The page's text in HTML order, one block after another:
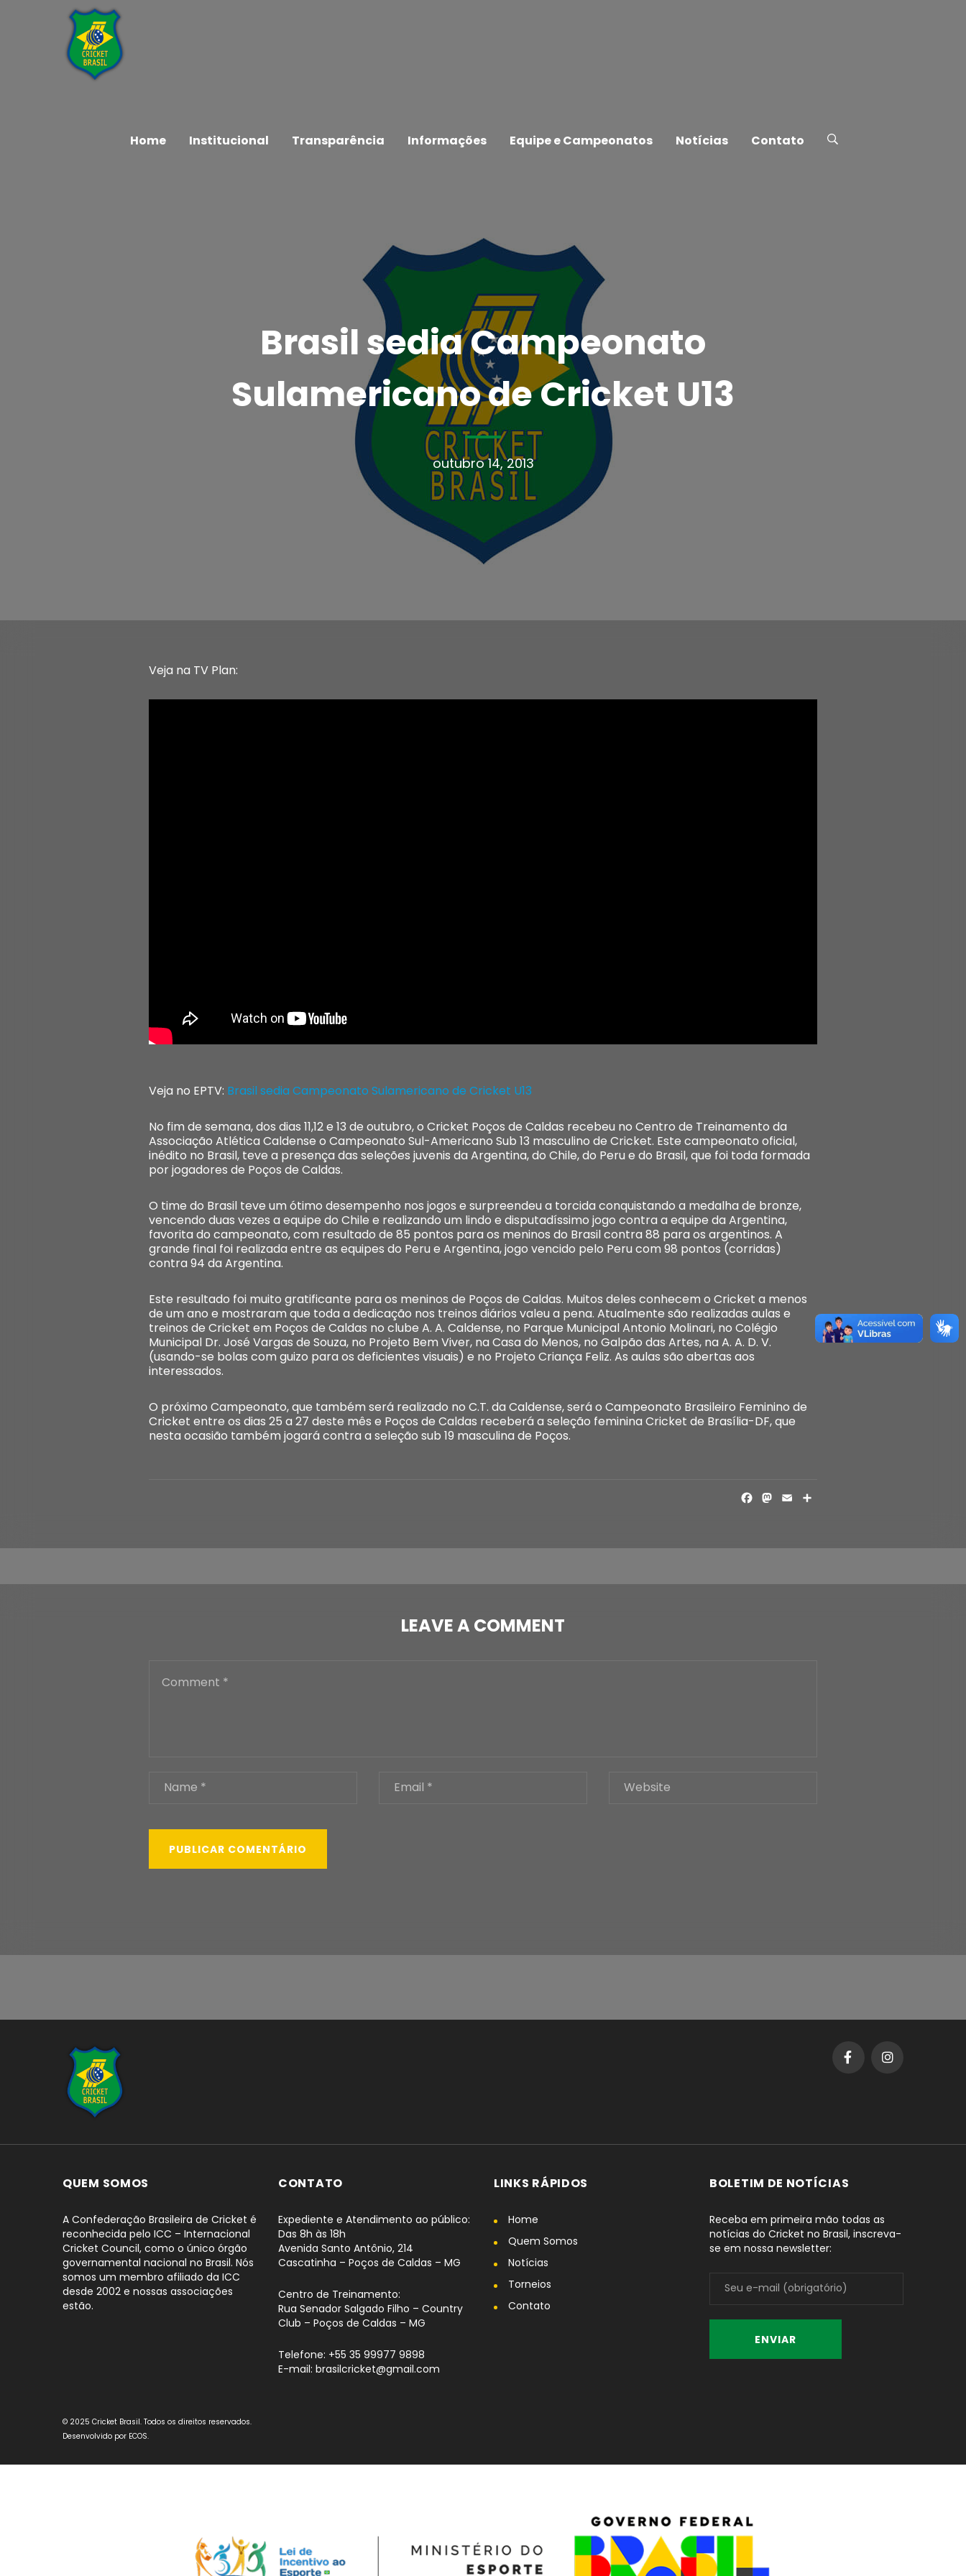
Home Institucional Transparência Informações Equipe e Campeonatos Notícias Contato
Brasil sedia Campeonato
Sulamericano de Cricket U13
outubro 14, 2013
Veja na TV Plan:
Veja no EPTV: Brasil sedia Campeonato Sulamericano de Cricket U13
No fim de semana, dos dias 11,12 e 13 de outubro, o Cricket Poços de Caldas recebeu no Centro de Treinamento da
Associação Atlética Caldense o Campeonato Sul-Americano Sub 13 masculino de Cricket. Este campeonato oficial,
inédito no Brasil, teve a presença das seleções juvenis da Argentina, do Chile, do Peru e do Brasil, que foi toda formada
por jogadores de Poços de Caldas.
O time do Brasil teve um ótimo desempenho nos jogos e surpreendeu a torcida conquistando a medalha de bronze,
vencendo duas vezes a equipe do Chile e realizando um lindo e disputadíssimo jogo contra a equipe da Argentina,
favorita do campeonato, com resultado de 85 pontos para os meninos do Brasil contra 88 para os argentinos. A
grande final foi realizada entre as equipes do Peru e Argentina, jogo vencido pelo Peru com 98 pontos (corridas)
contra 94 da Argentina.
Este resultado foi muito gratificante para os meninos de Poços de Caldas. Muitos deles conhecem o Cricket a menos
de um ano e mostraram que toda a dedicação nos treinos diários valeu a pena. Atualmente são realizadas aulas e
treinos de Cricket em Poços de Caldas no clube A. A. Caldense, no Parque Municipal Antonio Molinari, no Colégio
Municipal Dr. José Vargas de Souza, no Projeto Bem Viver, na Casa do Menos, no Galpão das Artes, na A. A. D. V.
(usando-se bolas com guizo para os deficientes visuais) e no Projeto Criança Feliz. As aulas são abertas aos
interessados.
O próximo Campeonato, que também será realizado no C.T. da Caldense, será o Campeonato Brasileiro Feminino de
Cricket entre os dias 25 a 27 deste mês e Poços de Caldas receberá a seleção feminina Cricket de Brasília-DF, que
nesta ocasião também jogará contra a seleção sub 19 masculina de Poços.
FACEBOOK
MASTODON
EMAIL
LEAVE A COMMENT
QUEM SOMOS
A Confederação Brasileira de Cricket é
reconhecida pelo ICC – Internacional
Cricket Council, como o único órgão
governamental nacional no Brasil. Nós
somos um membro afiliado da ICC
desde 2002 e nossas associações
estão.
CONTATO
Expediente e Atendimento ao público:
Das 8h às 18h
Avenida Santo Antônio, 214
Cascatinha – Poços de Caldas – MG
Centro de Treinamento:
Rua Senador Salgado Filho – Country
Club – Poços de Caldas – MG
Telefone: +55 35 99977 9898
E-mail: brasilcricket@gmail.com
LINKS RÁPIDOS
Home
Quem Somos
Notícias
Torneios
Contato
BOLETIM DE NOTÍCIAS
Receba em primeira mão todas as
notícias do Cricket no Brasil, inscreva-
se em nossa newsletter:
© 2025 Cricket Brasil. Todos os direitos reservados.
Desenvolvido por ECOS.